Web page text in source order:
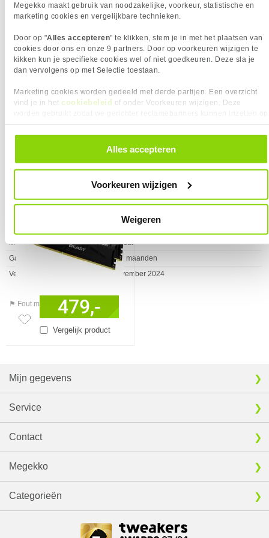
Megekko maakt gebruik van noodzakelijke, voorkeur, statistische en
marketing cookies en vergelijkbare technieken.
Door op "Alles accepteren" te klikken, stem je in met het plaatsen van
cookies door ons en onze 9 partners. Door op voorkeuren wijzigen te
kikken kun je specifieke cookies wel of niet goedkeuren. Deze sla je
dan vervolgens op met Selectie toestaan.
Marketing cookies worden gedeeld met derde partijen. Een overzicht
vind je in het cookiebeleid of onder Voorkeuren wijzigen. Deze
alle cookies. Je kunt je gegeven toestemming altijd intrekken, dit doe je
door in de footer van onze website te klikken op ‘Cookievoorkeuren’
Alles accepteren
Voorkeuren wijzigen
Weigeren
CUDIMM
✓︎
Verkrijgbaar sinds
November 2024
840440495765
Vendorcode
CMKC48GX5M2X8400C40
Geheugenlayout
2 x 24 GB
Intel XMP ondersteuning
✓︎
Geheugen capaciteit
48 GB
Geheugen Type
DDR5
Geheugen snelheid
8400 MHz
GEWICHT EN OMVANG
Eigenschap Waarde
Gewicht
130 g
KENMERKEN
✖︎
Registered / Buffered
✖︎
PRODUCT INFORMATIE
EAN
Merk
Corsair
Garantie
120 maanden
Verkrijgbaar sinds
November 2024
⚑ Fout melden
geheugenmodule
Vergelijk product
geheugenmodule
Vergelijk product
Kingston DDR5 FURY Beast 2x16GB
5600 KF556C40BBK2-32
Vergelijk product
479,-
Mijn gegevens
Service
Contact
Megekko
Categorieën